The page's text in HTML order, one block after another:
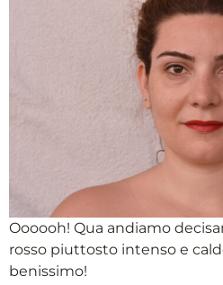
Oooooh! Qua andiamo
rosso piuttosto intenso e
benissimo!